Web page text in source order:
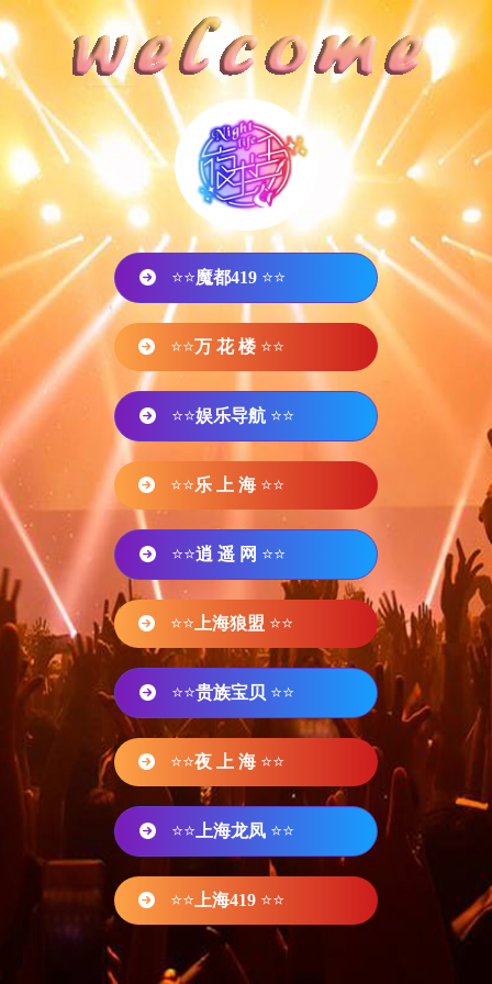
⭐⭐魔都419 ⭐⭐
⭐⭐万 花 楼 ⭐⭐
⭐⭐娱乐导航 ⭐⭐
⭐⭐乐 上 海 ⭐⭐
⭐⭐逍 遥 网 ⭐⭐
⭐⭐ 上海狼盟 ⭐⭐
⭐⭐贵族宝贝 ⭐⭐
⭐⭐夜 上 海 ⭐⭐
⭐⭐ 上海龙凤 ⭐⭐
⭐⭐ 上海419 ⭐⭐